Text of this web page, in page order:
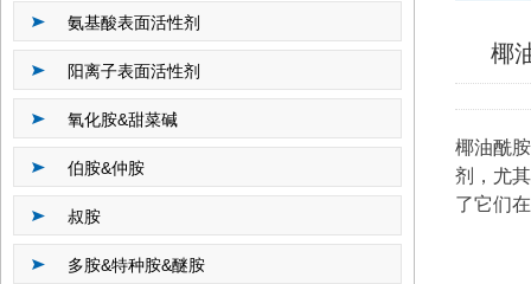
氨基酸表面活性剂
阳离子表面活性剂
氧化胺&甜菜碱
伯胺&仲胺
叔胺
多胺&特种胺&醚胺
椰
椰油酰
剂，尤
了它们